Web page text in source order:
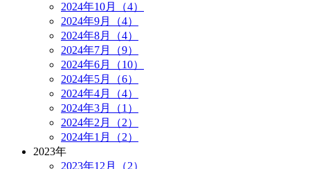
2024年10月（4）
2024年9月（4）
2024年8月（4）
2024年7月（9）
2024年6月（10）
2024年5月（6）
2024年4月（4）
2024年3月（1）
2024年2月（2）
2024年1月（2）
2023年
2023年12月（2）